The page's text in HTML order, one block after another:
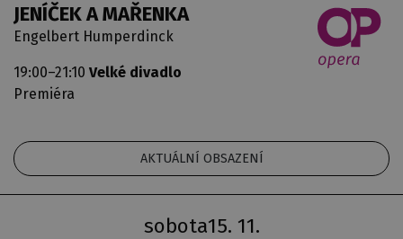
JENÍČEK A MAŘENKA
Engelbert Humperdinck
19:00–21:10 Velké divadlo
Premiéra
AKTUÁLNÍ OBSAZENÍ
15. 11.
sobota